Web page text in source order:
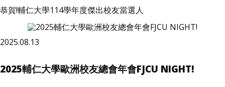
恭賀!輔仁大學114學年度傑出校友當選人
2025.08.13
2025輔仁大學歐洲校友總會年會FJCU NIGHT!